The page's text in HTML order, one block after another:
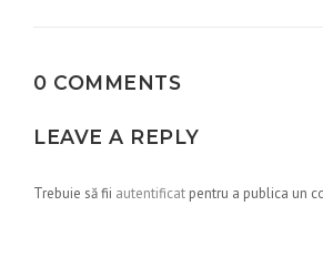
0 COMMENTS
LEAVE A REPLY
Trebuie să fii autentificat pentru a publica un